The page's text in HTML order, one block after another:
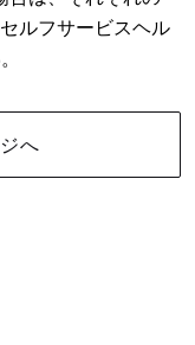
ルフサービスヘル
へ